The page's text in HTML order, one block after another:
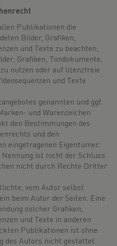
Publikationen die
Bilder, Grafiken,
und Texte zu beachten,
Grafiken, Tondokumente,
nutzen oder auf lizenzfreie
und Texte
genannten und ggf.
und Warenzeichen
den Bestimmungen des
und den
eingetragenen Eigentümer.
ist nicht der Schluss
nicht durch Rechte Dritter
vom Autor selbst
beim Autor der Seiten. Eine
solcher Grafiken,
und Texte in anderen
Publikationen ist ohne
des Autors nicht gestattet.